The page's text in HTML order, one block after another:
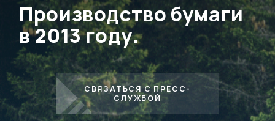
Производство бумаги
в 2013 году.
СВЯЗАТЬСЯ С ПРЕСС-
СЛУЖБОЙ